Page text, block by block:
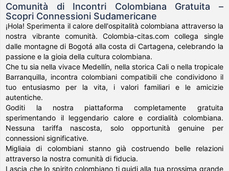
Comunità di Incontri Colombiana Gratuita –
Scopri Connessioni Sudamericane
¡Hola! Sperimenta il calore dell'ospitalità colombiana attraverso la
nostra vibrante comunità. Colombia-citas.com collega single
dalle montagne di Bogotá alla costa di Cartagena, celebrando la
passione e la gioia della cultura colombiana.
Che tu sia nella vivace Medellín, nella storica Cali o nella tropicale
Barranquilla, incontra colombiani compatibili che condividono il
tuo entusiasmo per la vita, i valori familiari e le amicizie
autentiche.
Goditi la nostra piattaforma completamente gratuita
sperimentando il leggendario calore e cordialità colombiana.
Nessuna tariffa nascosta, solo opportunità genuine per
connessioni significative.
Migliaia di colombiani stanno già costruendo belle relazioni
attraverso la nostra comunità di fiducia.
Lascia che lo spirito colombiano ti guidi alla tua prossima grande